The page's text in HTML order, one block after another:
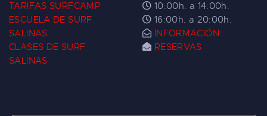
TARIFAS SURFCAMP
ESCUELA DE SURF
SALINAS
CLASES DE SURF
SALINAS
10:00h. a 14:00h.
16:00h. a 20:00h.
INFORMACIÓN
RESERVAS